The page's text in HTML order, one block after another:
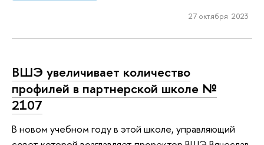
27 октября 2023
ВШЭ увеличивает количество
профилей в партнерской школе №
2107
В новом учебном году в этой школе, управляющий